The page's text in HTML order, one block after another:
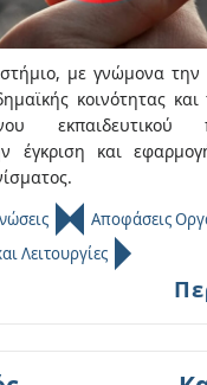
με γνώμονα
κοινότητας
εκπαιδευτικού
έγκριση και
Αποφάσεις
Λειτουργίες